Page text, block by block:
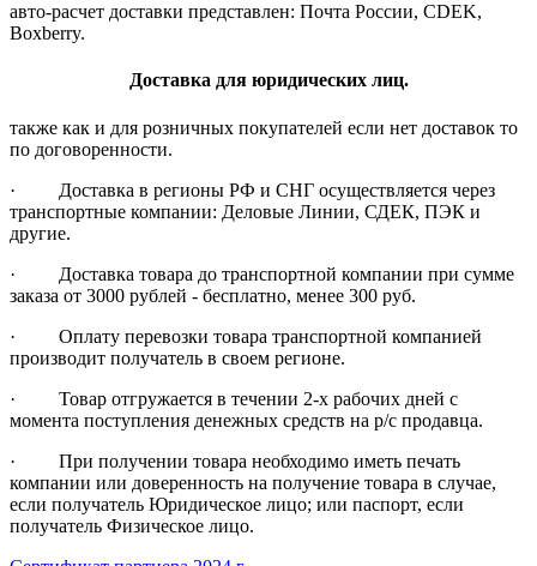
авто-расчет доставки представлен: Почта России, CDEK,
Boxberry.
Доставка для юридических лиц.
также как и для розничных покупателей если нет доставок то
по договоренности.
· Доставка в регионы РФ и СНГ осуществляется через
транспортные компании: Деловые Линии, СДЕК, ПЭК и
другие.
· Доставка товара до транспортной компании при сумме
заказа от 3000 рублей - бесплатно, менее 300 руб.
· Оплату перевозки товара транспортной компанией
производит получатель в своем регионе.
· Товар отгружается в течении 2-х рабочих дней с
момента поступления денежных средств на р/с продавца.
· При получении товара необходимо иметь печать
компании или доверенность на получение товара в случае,
если получатель Юридическое лицо; или паспорт, если
получатель Физическое лицо.